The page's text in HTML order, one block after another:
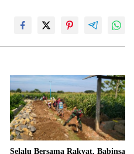
Selalu Bersama Rakyat, Babinsa